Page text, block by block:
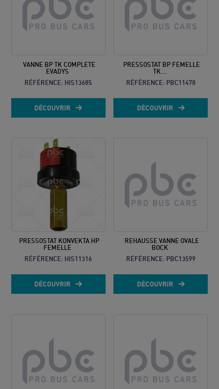
VANNE BP TK COMPLETE
EVADYS
RÉFÉRENCE: HIS13685
DÉCOUVRIR
PRESSOSTAT BP FEMELLE
TK...
RÉFÉRENCE: PBC11478
DÉCOUVRIR
PRESSOSTAT KONVEKTA HP
FEMELLE
RÉFÉRENCE: HIS11316
DÉCOUVRIR
REHAUSSE VANNE OVALE
BOCK
RÉFÉRENCE: PBC13599
DÉCOUVRIR